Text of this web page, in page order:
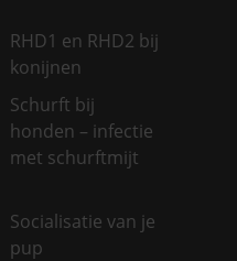
RHD1 en RHD2 bij
konijnen
Schurft bij
honden – infectie
met schurftmijt
Socialisatie van je
pup